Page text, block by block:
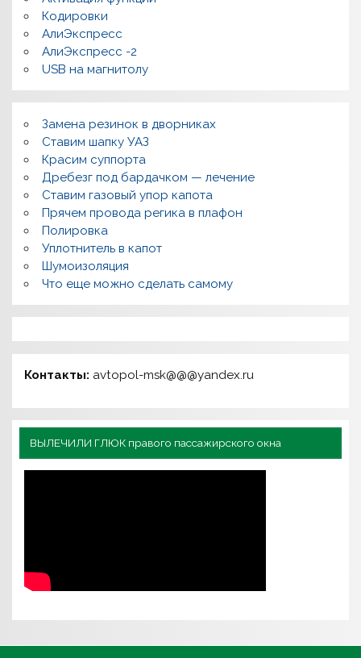
ы
Кодировки
АлиЭкспресс
АлиЭкспресс -2
USB на магнитолу
Замена резинок в дворниках
Ставим шапку УАЗ
Красим суппорта
Дребезг под бардачком — лечение
Ставим газовый упор капота
Прячем провода регика в плафон
Полировка
Уплотнитель в капот
Шумоизоляция
Что еще можно сделать самому
Контакты: avtopol-msk@@@yandex.ru
ВЫЛЕЧИЛИ ГЛЮК правого пассажирского окна